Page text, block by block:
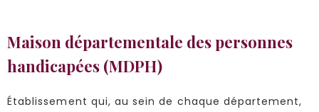
Maison départementale des personnes
handicapées (MDPH)
Établissement qui, au sein de chaque département,